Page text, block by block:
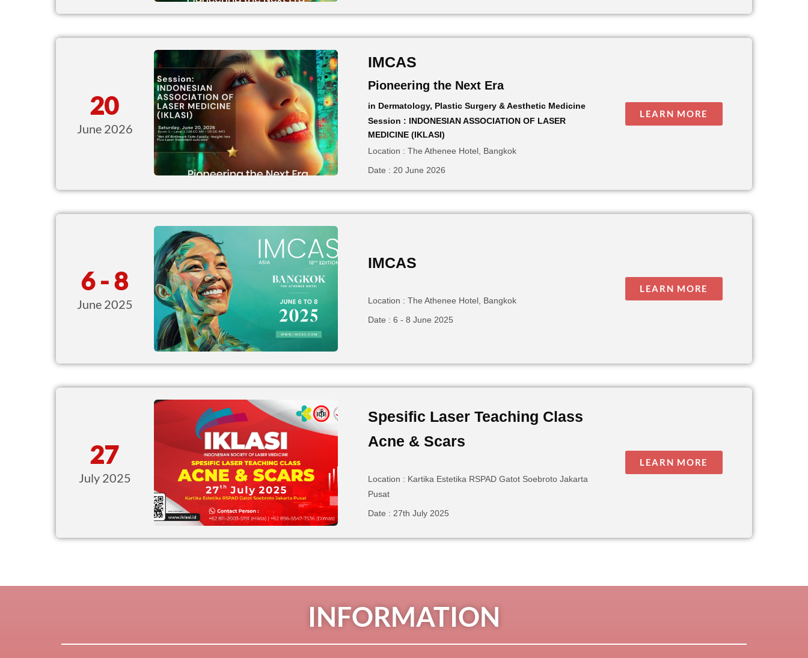
20
June 2026
IMCAS
Pioneering the Next Era
in Dermatology, Plastic Surgery & Aesthetic Medicine
Session : INDONESIAN ASSOCIATION OF LASER
MEDICINE (IKLASI)
Location : The Athenee Hotel, Bangkok
Date : 20 June 2026
LEARN MORE
6 - 8
June 2025
IMCAS
Location : The Athenee Hotel, Bangkok
Date : 6 - 8 June 2025
LEARN MORE
27
July 2025
Spesific Laser Teaching Class
Acne & Scars
Location : Kartika Estetika RSPAD Gatot Soebroto Jakarta
Pusat
Date : 27th July 2025
LEARN MORE
INFORMATION